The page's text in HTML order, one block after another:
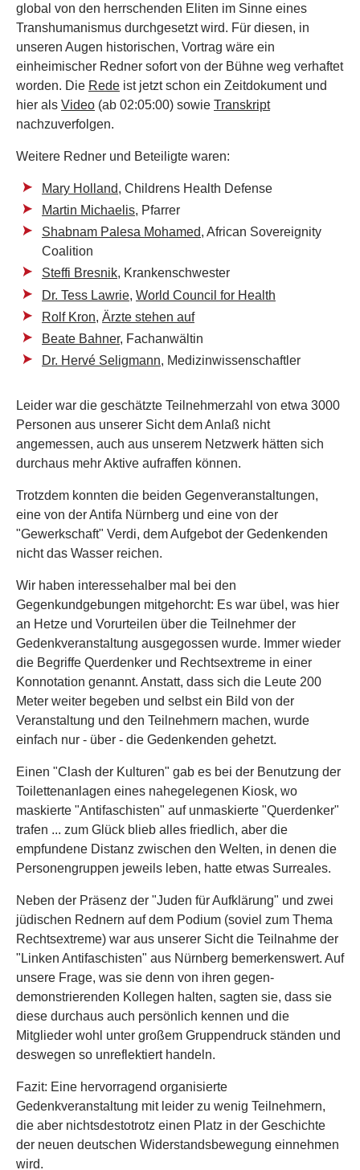
global von den herrschenden Eliten im Sinne eines
Transhumanismus durchgesetzt wird. Für diesen, in
unseren Augen historischen, Vortrag wäre ein
einheimischer Redner sofort von der Bühne weg verhaftet
worden. Die Rede ist jetzt schon ein Zeitdokument und
hier als Video (ab 02:05:00) sowie Transkript
nachzuverfolgen.
Weitere Redner und Beteiligte waren:
Mary Holland, Childrens Health Defense
Martin Michaelis, Pfarrer
Shabnam Palesa Mohamed, African Sovereignity
Coalition
Steffi Bresnik, Krankenschwester
Dr. Tess Lawrie, World Council for Health
Rolf Kron, Ärzte stehen auf
Beate Bahner, Fachanwältin
Dr. Hervé Seligmann, Medizinwissenschaftler
Leider war die geschätzte Teilnehmerzahl von etwa 3000
Personen aus unserer Sicht dem Anlaß nicht
angemessen, auch aus unserem Netzwerk hätten sich
durchaus mehr Aktive aufraffen können.
Trotzdem konnten die beiden Gegenveranstaltungen,
eine von der Antifa Nürnberg und eine von der
"Gewerkschaft" Verdi, dem Aufgebot der Gedenkenden
nicht das Wasser reichen.
Wir haben interessehalber mal bei den
Gegenkundgebungen mitgehorcht: Es war übel, was hier
an Hetze und Vorurteilen über die Teilnehmer der
Gedenkveranstaltung ausgegossen wurde. Immer wieder
die Begriffe Querdenker und Rechtsextreme in einer
Konnotation genannt. Anstatt, dass sich die Leute 200
Meter weiter begeben und selbst ein Bild von der
Veranstaltung und den Teilnehmern machen, wurde
einfach nur - über - die Gedenkenden gehetzt.
Einen "Clash der Kulturen" gab es bei der Benutzung der
Toilettenanlagen eines nahegelegenen Kiosk, wo
maskierte "Antifaschisten" auf unmaskierte "Querdenker"
trafen ... zum Glück blieb alles friedlich, aber die
empfundene Distanz zwischen den Welten, in denen die
Personengruppen jeweils leben, hatte etwas Surreales.
Neben der Präsenz der "Juden für Aufklärung" und zwei
jüdischen Rednern auf dem Podium (soviel zum Thema
Rechtsextreme) war aus unserer Sicht die Teilnahme der
"Linken Antifaschisten" aus Nürnberg bemerkenswert. Auf
unsere Frage, was sie denn von ihren gegen-
demonstrierenden Kollegen halten, sagten sie, dass sie
diese durchaus auch persönlich kennen und die
Mitglieder wohl unter großem Gruppendruck ständen und
deswegen so unreflektiert handeln.
Fazit: Eine hervorragend organisierte
Gedenkveranstaltung mit leider zu wenig Teilnehmern,
die aber nichtsdestotrotz einen Platz in der Geschichte
der neuen deutschen Widerstandsbewegung einnehmen
wird.